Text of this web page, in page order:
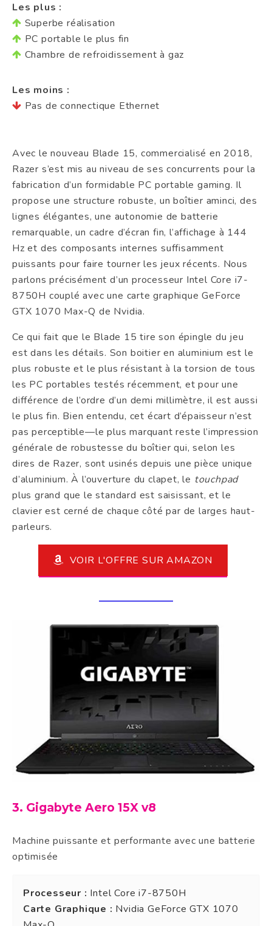
Les plus :
Superbe réalisation
PC portable le plus fin
Chambre de refroidissement à gaz
Les moins :
Pas de connectique Ethernet
Avec le nouveau Blade 15, commercialisé en 2018,
Razer s’est mis au niveau de ses concurrents pour la
fabrication d’un formidable PC portable gaming. Il
propose une structure robuste, un boîtier aminci, des
lignes élégantes, une autonomie de batterie
remarquable, un cadre d’écran fin, l’affichage à 144
Hz et des composants internes suffisamment
puissants pour faire tourner les jeux récents. Nous
parlons précisément d’un processeur Intel Core i7-
8750H couplé avec une carte graphique GeForce
GTX 1070 Max-Q de Nvidia.
Ce qui fait que le Blade 15 tire son épingle du jeu
est dans les détails. Son boitier en aluminium est le
plus robuste et le plus résistant à la torsion de tous
les PC portables testés récemment, et pour une
différence de l’ordre d’un demi millimètre, il est aussi
le plus fin. Bien entendu, cet écart d’épaisseur n’est
pas perceptible—le plus marquant reste l’impression
générale de robustesse du boîtier qui, selon les
dires de Razer, sont usinés depuis une pièce unique
d’aluminium. À l’ouverture du clapet, le touchpad
plus grand que le standard est saisissant, et le
clavier est cerné de chaque côté par de larges haut-
parleurs.
VOIR L'OFFRE SUR AMAZON
3. Gigabyte Aero 15X v8
Machine puissante et performante avec une batterie
optimisée
Processeur : Intel Core i7-8750H
Carte Graphique : Nvidia GeForce GTX 1070